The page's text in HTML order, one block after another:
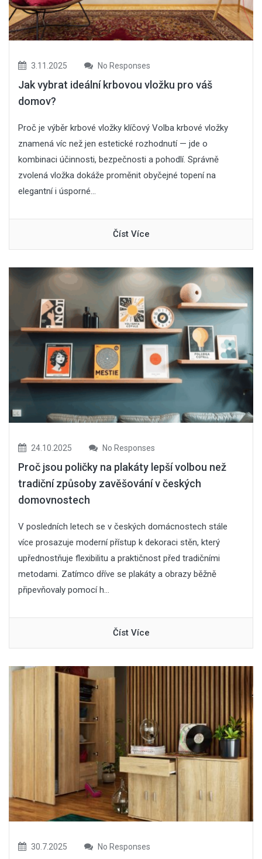
3.11.2025 No Responses
Jak vybrat ideální krbovou vložku pro váš
domov?
Proč je výběr krbové vložky klíčový Volba krbové vložky
znamená víc než jen estetické rozhodnutí — jde o
kombinaci účinnosti, bezpečnosti a pohodlí. Správně
zvolená vložka dokáže proměnit obyčejné topení na
elegantní i úsporné...
Číst Více
24.10.2025 No Responses
Proč jsou poličky na plakáty lepší volbou než
tradiční způsoby zavěšování v českých
domovnostech
V posledních letech se v českých domácnostech stále
více prosazuje moderní přístup k dekoraci stěn, který
upřednostňuje flexibilitu a praktičnost před tradičními
metodami. Zatímco dříve se plakáty a obrazy běžně
připevňovaly pomocí h...
Číst Více
30.7.2025 No Responses